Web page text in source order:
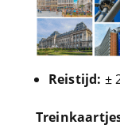
Reistijd: ±